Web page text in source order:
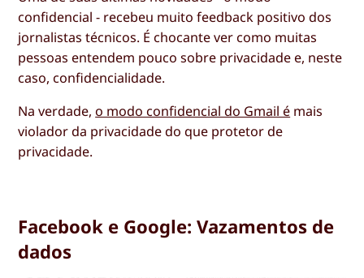
confidencial - recebeu muito feedback positivo dos
jornalistas técnicos. É chocante ver como muitas
pessoas entendem pouco sobre privacidade e, neste
caso, confidencialidade.
Na verdade, o modo confidencial do Gmail é mais
violador da privacidade do que protetor de
privacidade.
Facebook e Google: Vazamentos de
dados